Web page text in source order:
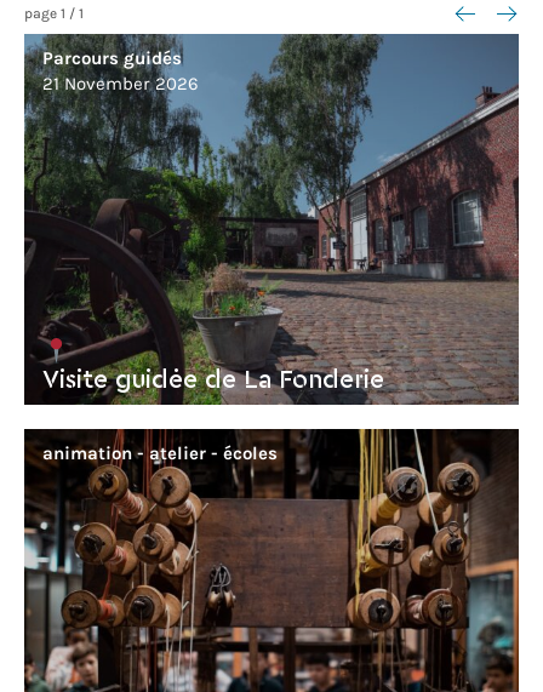
page 1 / 1 <-- -->
Parcours guidés
21 November 2026
Visite guidée de La Fonderie
animation - atelier écoles